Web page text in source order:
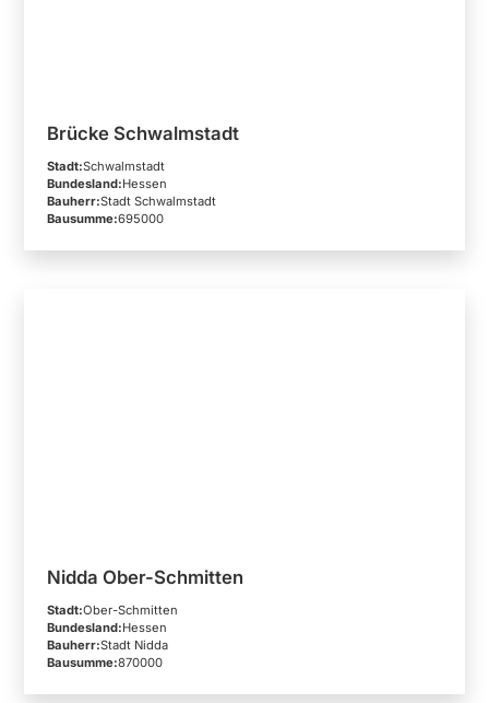
Brücke Schwalmstadt
Stadt:Schwalmstadt
Bundesland:Hessen
Bauherr:Stadt Schwalmstadt
Bausumme:695000
Nidda Ober-Schmitten
Stadt:Ober-Schmitten
Bundesland:Hessen
Bauherr:Stadt Nidda
Bausumme:870000